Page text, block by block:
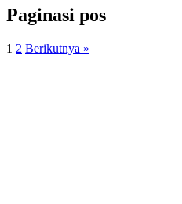
Paginasi pos
1 2 Berikutnya »